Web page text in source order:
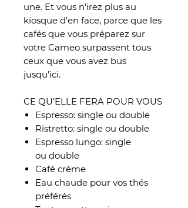
une. Et vous n’irez plus au
kiosque d’en face, parce que les
cafés que vous préparez sur
votre Cameo surpassent tous
ceux que vous avez bus
jusqu’ici.
CE QU’ELLE FERA POUR VOUS
Espresso: single ou double
Ristretto: single ou double
Espresso lungo: single
ou double
Café crème
Eau chaude pour vos thés
préférés